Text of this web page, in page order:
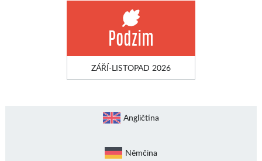
Podzim
ZÁŘÍ-LISTOPAD 2026
Angličtina
Němčina